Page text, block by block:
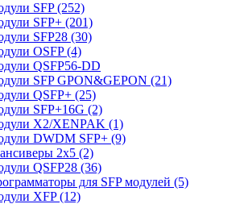
SFP(252)
SFP+ (201)
SFP28 (30)
OSFP(4)
QSFP56-DD
SFP GPON&GEPON (21)
QSFP+ (25)
SFP+16G (2)
X2/XENPAK (1)
DWDM SFP+ (9)
2x5 (2)
QSFP28 (36)
для SFP модулей (5)
XFP(12)